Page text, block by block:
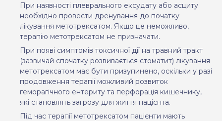
При наявності плеврального ексудату або асциту
необхідно провести дренування до початку
лікування метотрексатом. Якщо це неможливо,
терапію метотрексатом не призначати.
При появі симптомів токсичної дії на травний тракт
(зазвичай спочатку розвивається стоматит) лікування
метотрексатом має бути призупинено, оскільки у разі
продовження терапії можливий розвиток
геморагічного ентериту та перфорація кишечнику,
які становлять загрозу для життя пацієнта.
Під час терапії метотрексатом пацієнти мають